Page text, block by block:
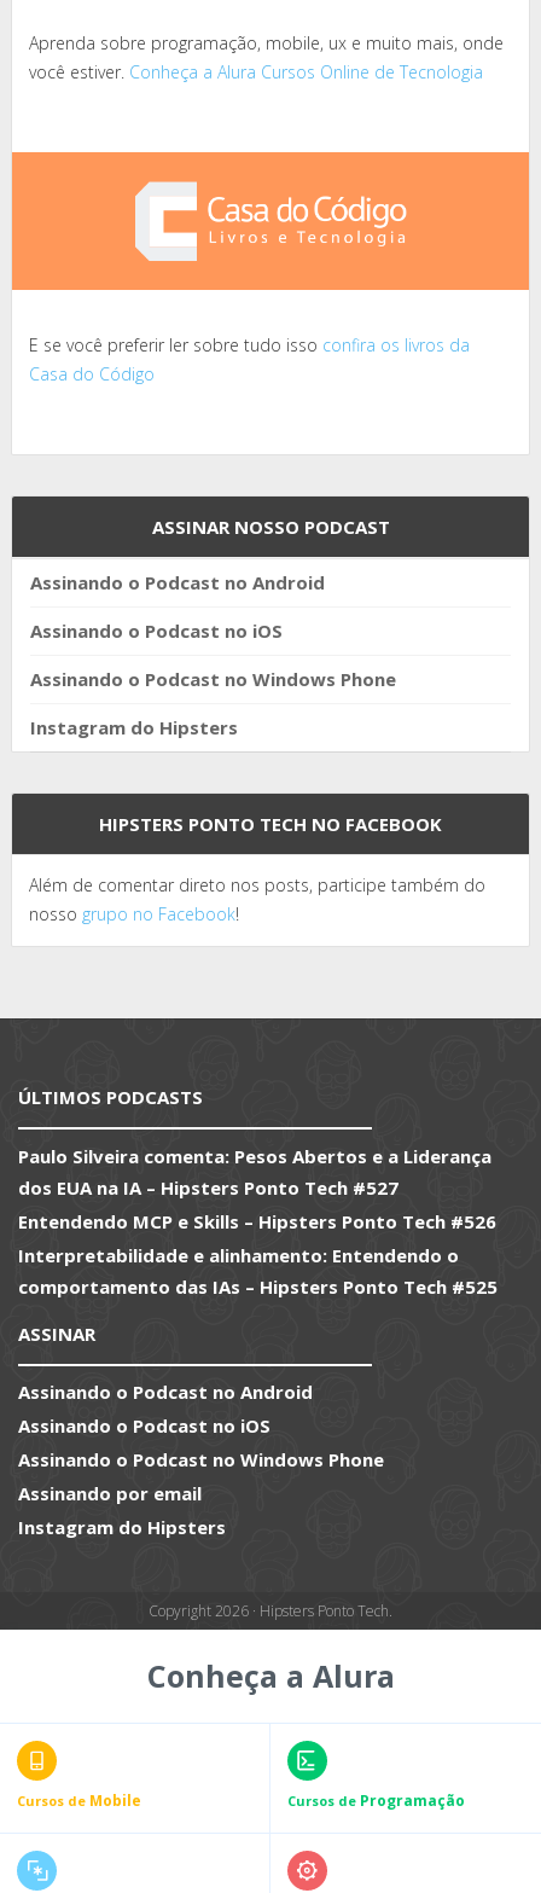
Aprenda sobre programação, mobile, ux e muito mais, onde
você estiver. Conheça a Alura Cursos Online de Tecnologia
E se você preferir ler sobre tudo isso confira os livros da
Casa do Código
ASSINAR NOSSO PODCAST
Assinando o Podcast no Android
Assinando o Podcast no iOS
Assinando o Podcast no Windows Phone
Instagram do Hipsters
HIPSTERS PONTO TECH NO FACEBOOK
Além de comentar direto nos posts, participe também do
nosso grupo no Facebook!
ÚLTIMOS PODCASTS
Paulo Silveira comenta: Pesos Abertos e a Liderança
dos EUA na IA – Hipsters Ponto Tech #527
Entendendo MCP e Skills – Hipsters Ponto Tech #526
Interpretabilidade e alinhamento: Entendendo o
comportamento das IAs – Hipsters Ponto Tech #525
ASSINAR
Assinando o Podcast no Android
Assinando o Podcast no iOS
Assinando o Podcast no Windows Phone
Assinando por email
Instagram do Hipsters
Copyright 2026 · Hipsters Ponto Tech.
Conheça a Alura
Cursos de Mobile Cursos de Programação